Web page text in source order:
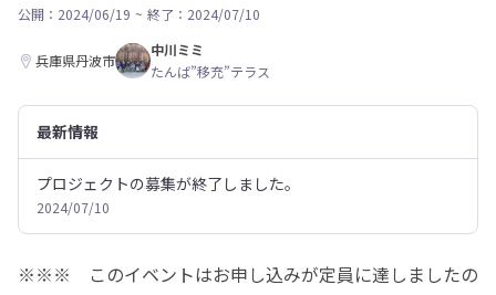
公開：2024/06/19 ~ 終了：2024/07/10
兵庫県丹波市
中川ミミ
たんば”移充”テラス
最新情報
プロジェクトの募集が終了しました。
2024/07/10
※※※　このイベントはお申し込みが定員に達しましたの